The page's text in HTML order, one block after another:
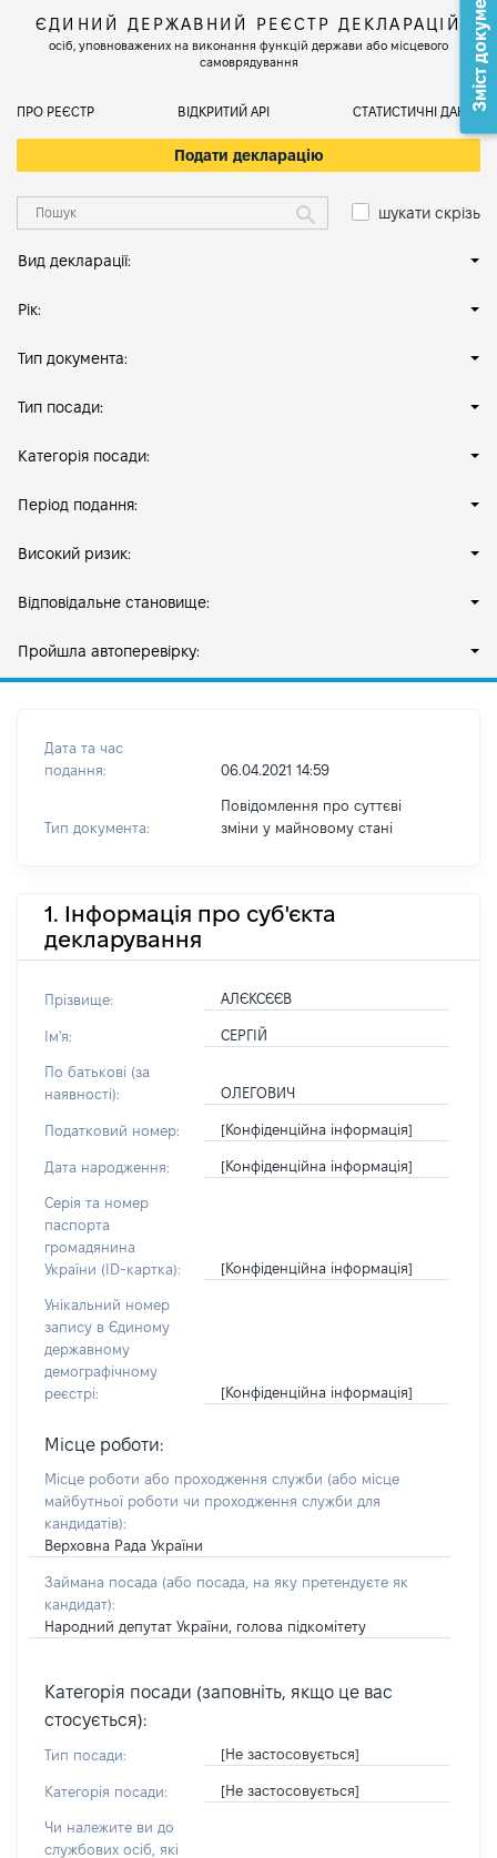
ЄДИНИЙ ДЕРЖАВНИЙ РЕЄСТР ДЕКЛАРАЦІЙ
осіб, уповноважених на виконання функцій держави або місцевого
самоврядування
ПРО РЕЄСТР ВІДКРИТИЙ АРІ СТАТИСТИЧНІ ДАНІ
Подати декларацію
шукати скрізь
Вид декларації:
Рік:
Тип документа:
Тип посади:
Категорія посади:
Період подання:
Високий ризик:
Відповідальне становище:
Пройшла автоперевірку:
Дата та час
подання:
06.04.2021 14:59
Тип документа:
Повідомлення про суттєві
зміни y майновому стані
1. Інформація про суб'єкта
декларування
Прізвище: АЛЄКСЄЄВ
Ім'я: СЕРГІЙ
По батькові (за
наявності):
ОЛЕГОВИЧ
Податковий номер: [Конфіденційна інформація]
Дата народження: [Конфіденційна інформація]
Серія та номер
паспорта
громадянина
України (ID-картка):
[Конфіденційна інформація]
Унікальний номер
запису в Єдиному
державному
демографічному
реєстрі:
[Конфіденційна інформація]
Місце роботи:
Місце роботи або проходження служби (або місце
майбутньої роботи чи проходження служби для
кандидатів):
Верховна Рада України
Займана посада (або посада, на яку претендуєте як
кандидат):
Народний депутат України, голова підкомітету
Категорія посади (заповніть, якщо це вас
стосується):
Тип посади: [Не застосовується]
Категорія посади: [Не застосовується]
Чи належите ви до
службових осіб, які
Зміст документа